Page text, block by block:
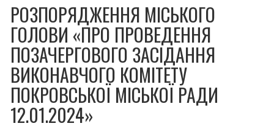
РОЗПОРЯДЖЕННЯ МІСЬКОГО
ГОЛОВИ «ПРО ПРОВЕДЕННЯ
ПОЗАЧЕРГОВОГО ЗАСІДАННЯ
ВИКОНАВЧОГО КОМІТЕТУ
ПОКРОВСЬКОЇ МІСЬКОЇ РАДИ
12.01.2024»